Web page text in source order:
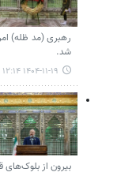
شد.
۱۴۰۴-۱۱-۱۹ ۱۲:۱۴
بیرون از